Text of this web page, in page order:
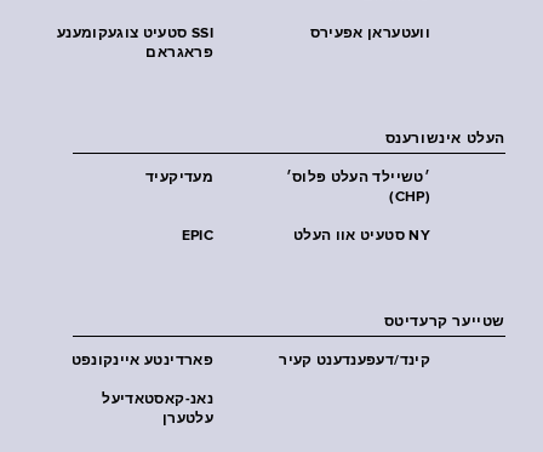
SSI סטעיט צוגעקומענע
פראגראם
וועטעראן אפעירס
העלט אינשורענס
מעדיקעיד
׳טשיילד העלט פּלוס׳
(CHP)
EPIC NY סטעיט אוו העלט
שטייער קרעדיטס
פארדינטע איינקונפט קינד/דעפענדענט קעיר
נאנ-קאסטאדיעל
עלטערן